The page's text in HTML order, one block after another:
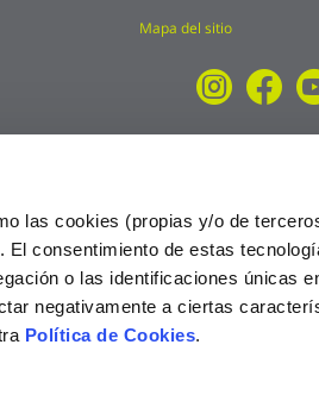
las cookies (propias y/o de
El consentimiento de estas
o las identificaciones únicas
negativamente a ciertas
Política de Cookies.
Mapa del sitio